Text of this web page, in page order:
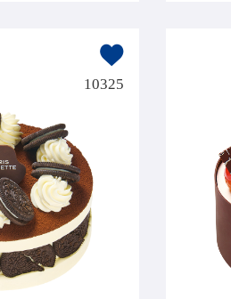
10325